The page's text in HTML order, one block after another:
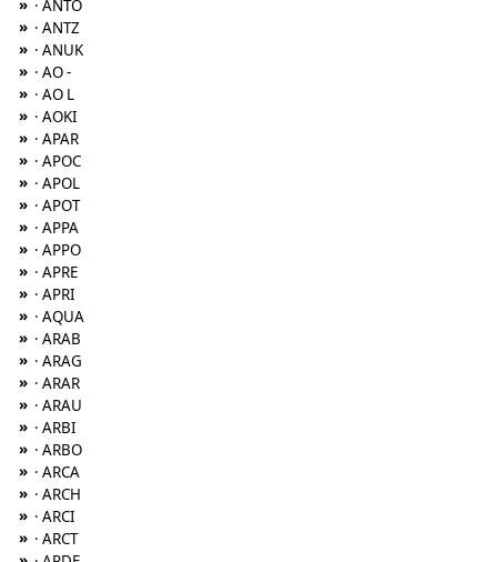
» · ANTO
» · ANTZ
» · ANUK
» · AO -
» · AO L
» · AOKI
» · APAR
» · APOC
» · APOL
» · APOT
» · APPA
» · APPO
» · APRE
» · APRI
» · AQUA
» · ARAB
» · ARAG
» · ARAR
» · ARAU
» · ARBI
» · ARBO
» · ARCA
» · ARCH
» · ARCI
» · ARCT